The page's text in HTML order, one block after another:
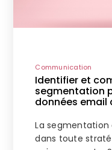
Communication
Identifier et
segmentation
données email
La
dans toute